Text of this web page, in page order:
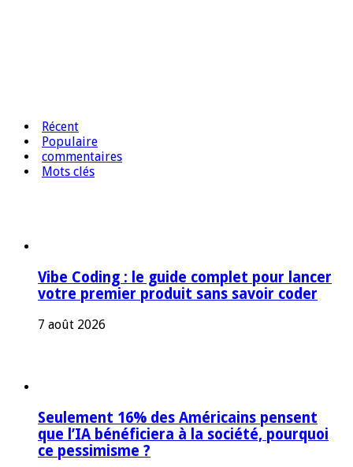
Récent
Populaire
commentaires
Mots clés
Vibe Coding : le guide complet pour lancer
votre premier produit sans savoir coder
7 août 2026
Seulement 16% des Américains pensent
que l’IA bénéficiera à la société, pourquoi
ce pessimisme ?